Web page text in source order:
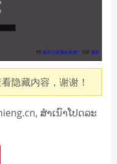
隐藏内容，谢谢！
ສໍາເນົາໂປດລະ